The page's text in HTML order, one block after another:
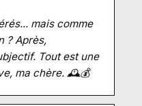
mais comme
? Après,
Tout est une
ma chère. 🕰️💰